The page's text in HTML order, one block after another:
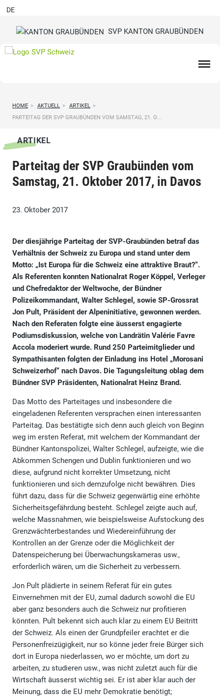
SVP KANTON GRAUBÜNDEN
DE
HOME > AKTUELL > ARTIKEL >
PARTEITAG DER SVP GRAUBÜNDEN VOM SAMSTAG, 21. O...
ARTIKEL
Parteitag der SVP Graubünden vom
Samstag, 21. Oktober 2017, in Davos
23. Oktober 2017
Der diesjährige Parteitag der SVP-Graubünden betraf das
Verhältnis der Schweiz zu Europa und stand unter dem
Motto: „Ist Europa für die Schweiz eine attraktive Braut?“.
Als Referenten konnten Nationalrat Roger Köppel, Verleger
und Chefredaktor der Weltwoche, der Bündner
Polizeikommandant, Walter Schlegel, sowie SP-Grossrat
Jon Pult, Präsident der Alpeninitiative, gewonnen werden.
Nach den Referaten folgte eine äusserst engagierte
Podiumsdiskussion, welche von Landrätin Valérie Favre
Accola moderiert wurde. Rund 250 Parteimitglieder und
Sympathisanten folgten der Einladung ins Hotel „Morosani
Schweizerhof“ nach Davos. Die Tagungsleitung oblag dem
Bündner SVP Präsidenten, Nationalrat Heinz Brand.
Das Motto des Parteitages und insbesondere die
eingeladenen Referenten versprachen einen interessanten
Parteitag. Das bestätigte sich denn auch gleich von Beginn
weg im ersten Referat, mit welchem der Kommandant der
Bündner Kantonspolizei, Walter Schlegel, aufzeigte, wie die
Abkommen Schengen und Dublin funktionieren und wo
diese, aufgrund nicht korrekter Umsetzung, nicht
funktionieren und sich demzufolge nicht bewähren. Dies
führt dazu, dass für die Schweiz gegenwärtig eine erhöhte
Sicherheitsgefährdung besteht. Schlegel zeigte auch auf,
welche Massnahmen, wie beispielsweise Aufstockung des
Grenzwächterbestandes und Wiedereinführung der
Kontrollen an der Grenze oder die Möglichkeit der
Datenspeicherung bei Überwachungskameras usw.,
erforderlich wären, um die Sicherheit zu verbessern.
Jon Pult plädierte in seinem Referat für ein gutes
Einvernehmen mit der EU, zumal dadurch sowohl die EU
aber ganz besonders auch die Schweiz nur profitieren
könnten. Pult bekennt sich auch klar zu einem EU Beitritt
der Schweiz. Als einen der Grundpfeiler erachtet er die
Personenfreizügigkeit, nur so könne jeder freie Bürger sich
dort in Europa niederlassen, wo er möchte, um dort zu
arbeiten, zu studieren usw., was nicht zuletzt auch für die
Wirtschaft äusserst wichtig sei. Er ist aber klar auch der
Meinung, dass die EU mehr Demokratie benötigt;